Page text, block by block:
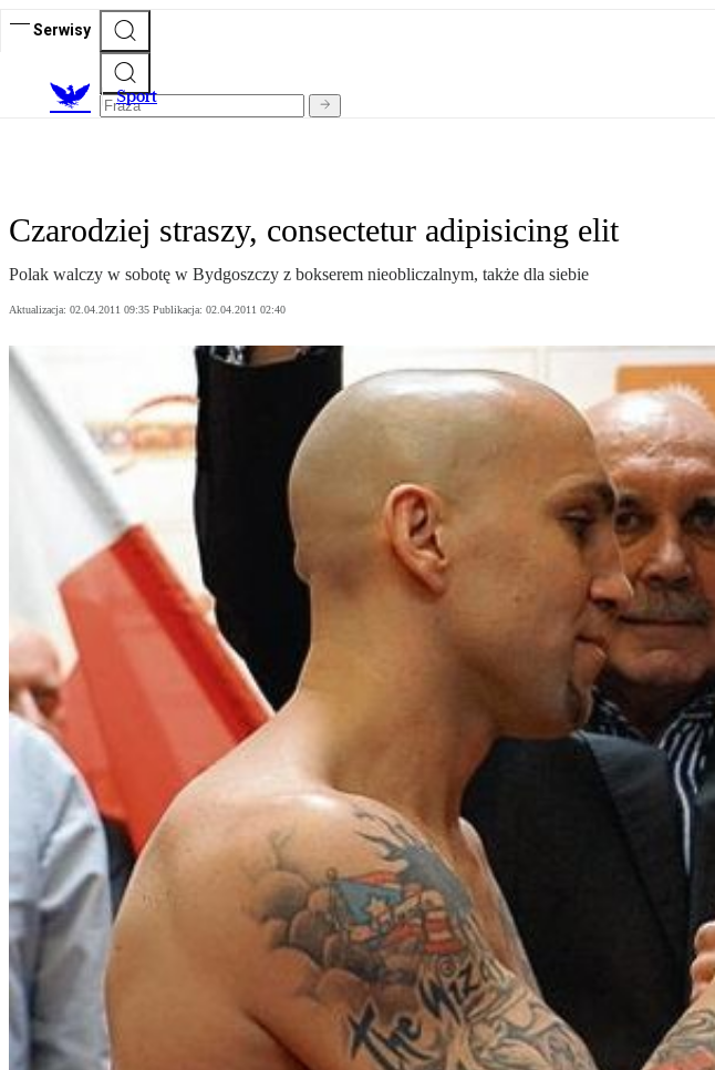
Serwisy
Sport
Czarodziej straszy, consectetur adipisicing elit
Polak walczy w sobotę w Bydgoszczy z bokserem nieobliczalnym, także dla siebie
Aktualizacja: 02.04.2011 09:35 Publikacja: 02.04.2011 02:40